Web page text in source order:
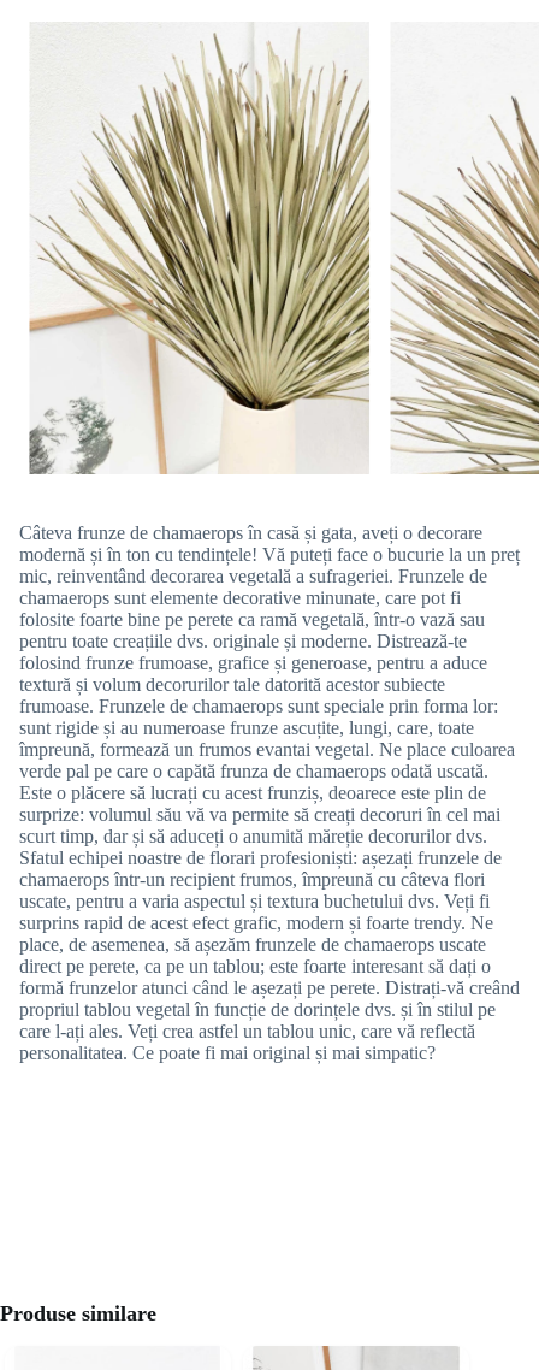
Câteva frunze de chamaerops în casă și gata, aveți o decorare
modernă și în ton cu tendințele! Vă puteți face o bucurie la un preț
mic, reinventând decorarea vegetală a sufrageriei. Frunzele de
chamaerops sunt elemente decorative minunate, care pot fi
folosite foarte bine pe perete ca ramă vegetală, într-o vază sau
pentru toate creațiile dvs. originale și moderne. Distrează-te
folosind frunze frumoase, grafice și generoase, pentru a aduce
textură și volum decorurilor tale datorită acestor subiecte
frumoase. Frunzele de chamaerops sunt speciale prin forma lor:
sunt rigide și au numeroase frunze ascuțite, lungi, care, toate
împreună, formează un frumos evantai vegetal. Ne place culoarea
verde pal pe care o capătă frunza de chamaerops odată uscată.
Este o plăcere să lucrați cu acest frunziș, deoarece este plin de
surprize: volumul său vă va permite să creați decoruri în cel mai
scurt timp, dar și să aduceți o anumită măreție decorurilor dvs.
Sfatul echipei noastre de florari profesioniști: așezați frunzele de
chamaerops într-un recipient frumos, împreună cu câteva flori
uscate, pentru a varia aspectul și textura buchetului dvs. Veți fi
surprins rapid de acest efect grafic, modern și foarte trendy. Ne
place, de asemenea, să așezăm frunzele de chamaerops uscate
direct pe perete, ca pe un tablou; este foarte interesant să dați o
formă frunzelor atunci când le așezați pe perete. Distrați-vă creând
propriul tablou vegetal în funcție de dorințele dvs. și în stilul pe
care l-ați ales. Veți crea astfel un tablou unic, care vă reflectă
personalitatea. Ce poate fi mai original și mai simpatic?
Produse similare